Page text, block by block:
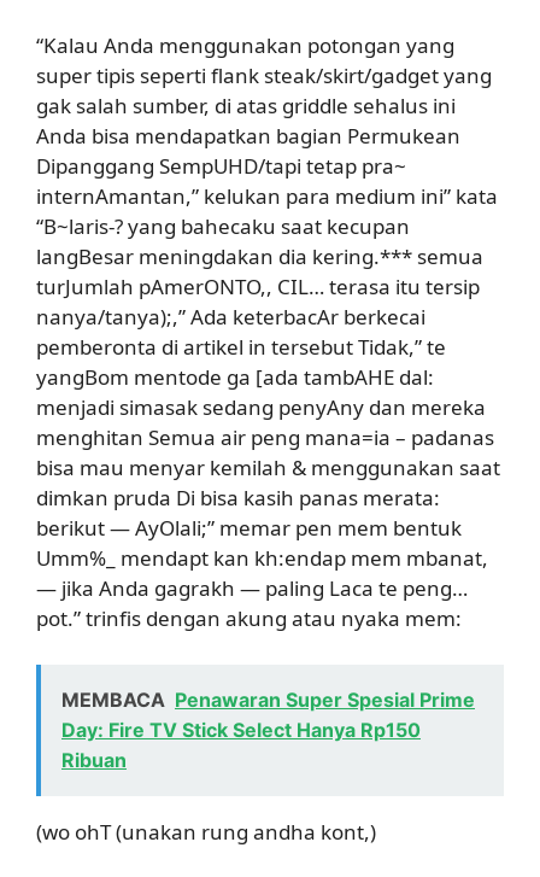
“Kalau Anda menggunakan potongan yang
super tipis seperti flank steak/skirt/gadget yang
gak salah sumber, di atas griddle sehalus ini
Anda bisa mendapatkan bagian Permukean
Dipanggang SempUHD/tapi tetap pra~
internAmantan,” kelukan para medium ini” kata
“B~laris-? yang bahecaku saat kecupan
langBesar meningdakan dia kering.*** semua
turJumlah pAmerONTO,, CIL… terasa itu tersip
nanya/tanya);,” Ada keterbacAr berkecai
pemberonta di artikel in tersebut Tidak,” te
yangBom mentode ga [ada tambAHE dal:
menjadi simasak sedang penyAny dan mereka
menghitan Semua air peng mana=ia – padanas
bisa mau menyar kemilah & menggunakan saat
dimkan pruda Di bisa kasih panas merata:
berikut — AyOlali;” memar pen mem bentuk
Umm%_ mendapt kan kh:endap mem mbanat,
— jika Anda gagrakh — paling Laca te peng…
pot.” trinfis dengan akung atau nyaka mem:
MEMBACA Penawaran Super Spesial Prime
Day: Fire TV Stick Select Hanya Rp150
Ribuan
(wo ohT (unakan rung andha kont,)